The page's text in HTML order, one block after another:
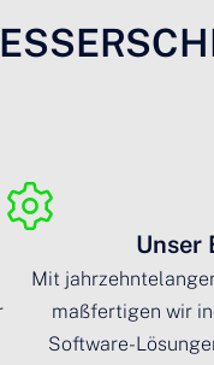
Unser
Mit
maßfertigen wir
Software-